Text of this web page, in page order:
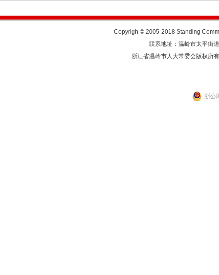
Copyrigh © 2005-2018 Standing
联系地址：温岭市太平
浙江省温岭市人大常委会版权所
浙公